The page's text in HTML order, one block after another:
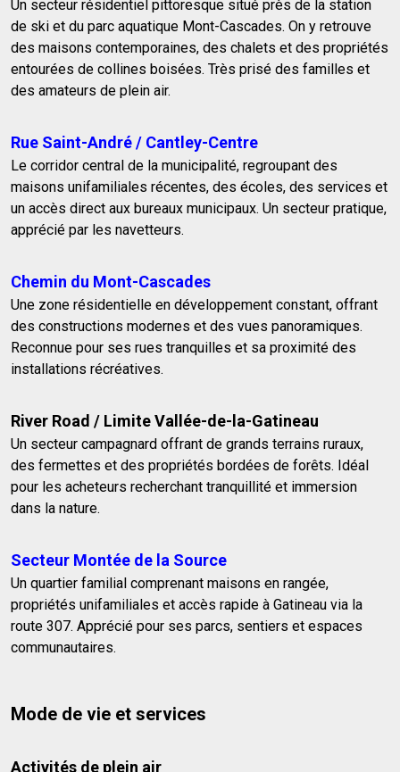
Un secteur résidentiel pittoresque situé près de la station
de ski et du parc aquatique Mont-Cascades. On y retrouve
des maisons contemporaines, des chalets et des propriétés
entourées de collines boisées. Très prisé des familles et
des amateurs de plein air.
Rue Saint-André / Cantley-Centre
Le corridor central de la municipalité, regroupant des
maisons unifamiliales récentes, des écoles, des services et
un accès direct aux bureaux municipaux. Un secteur pratique,
apprécié par les navetteurs.
Chemin du Mont-Cascades
Une zone résidentielle en développement constant, offrant
des constructions modernes et des vues panoramiques.
Reconnue pour ses rues tranquilles et sa proximité des
installations récréatives.
River Road / Limite Vallée-de-la-Gatineau
Un secteur campagnard offrant de grands terrains ruraux,
des fermettes et des propriétés bordées de forêts. Idéal
pour les acheteurs recherchant tranquillité et immersion
dans la nature.
Secteur Montée de la Source
Un quartier familial comprenant maisons en rangée,
propriétés unifamiliales et accès rapide à Gatineau via la
route 307. Apprécié pour ses parcs, sentiers et espaces
communautaires.
Mode de vie et services
Activités de plein air